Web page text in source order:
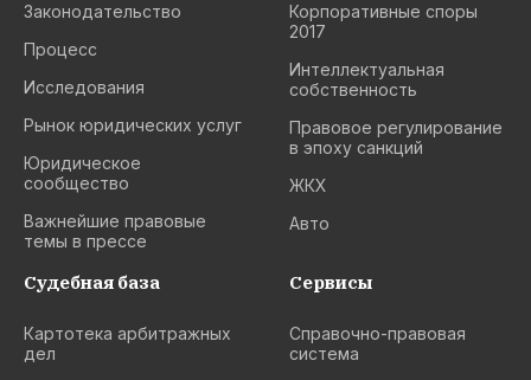
Законодательство
Процесс
Исследования
Рынок юридических услуг
Юридическое
сообщество
Важнейшие правовые
темы в прессе
Корпоративные споры
2017
Интеллектуальная
собственность
Правовое регулирование
в эпоху санкций
ЖКХ
Авто
Судебная база
Картотека арбитражных
дел
Сервисы
Cправочно-правовая
система